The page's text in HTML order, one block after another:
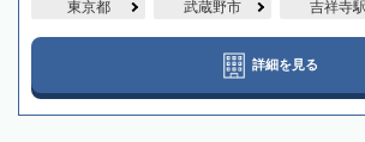
東京都 武蔵野市 吉祥寺駅
詳細を見る